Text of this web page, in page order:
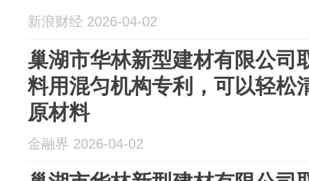
新浪财经 2026-04-02
巢湖市华林新型建材有限公司
料用混匀机构专利，可以轻松
原材料
金融界 2026-04-02